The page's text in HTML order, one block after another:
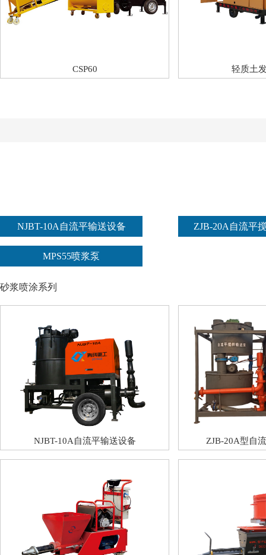
CSP60 轻质土
NJBT-10A自流平输送设备 ZJB-20A自流平
MPS55喷浆泵
砂浆喷涂系列
NJBT-10A自流平输送设备 ZJB-20A型自